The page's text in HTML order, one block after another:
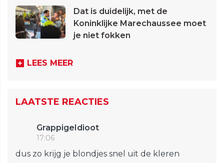
Dat is duidelijk, met de
Koninklijke Marechaussee moet
je niet fokken
LEES MEER
LAATSTE REACTIES
GrappigeIdioot
17:06
dus zo krijg je blondjes snel uit de kleren